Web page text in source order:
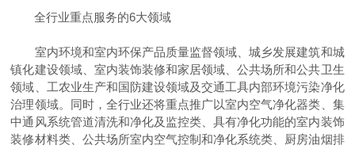
全行业重点服务的6大领域
室内环境和室内环保产品质量监督领域、城乡发展建筑和城
镇化建设领域、室内装饰装修和家居领域、公共场所和公共卫生
领域、工农业生产和国防建设领域及交通工具内部环境污染净化
治理领域。同时，全行业还将重点推广以室内空气净化器类、集
中通风系统管道清洗和净化及监控类、具有净化功能的室内装饰
装修材料类、公共场所室内空气控制和净化系统类、厨房油烟排